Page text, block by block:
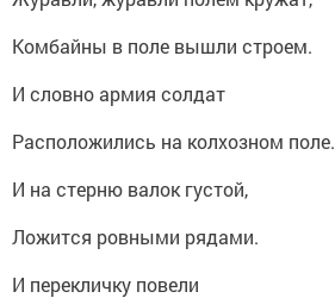
Комбайны в поле вышли строем.
И словно армия солдат
Расположились на колхозном поле.
И на стерню валок густой,
Ложится ровными рядами.
И перекличку повели